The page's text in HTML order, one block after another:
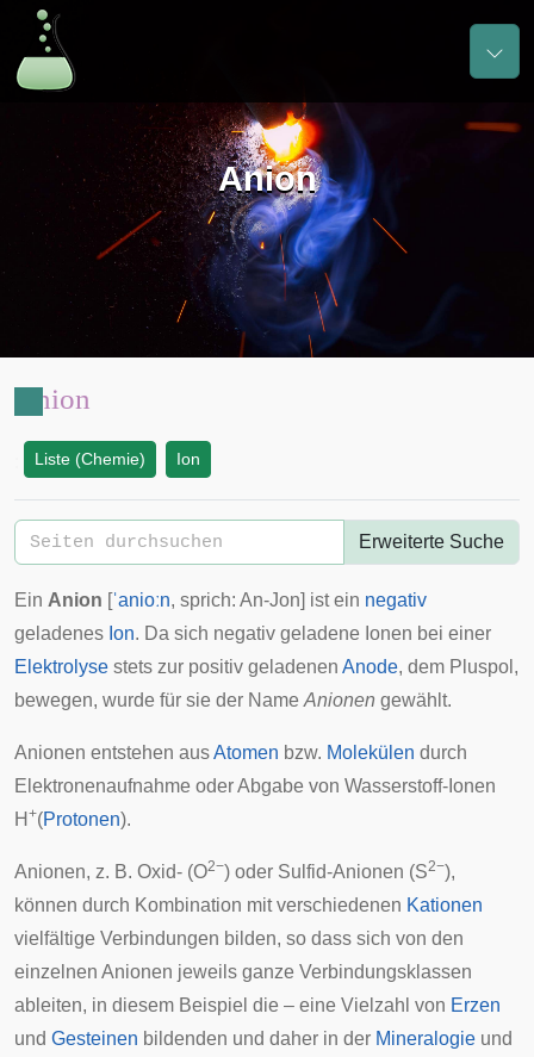
Anion
Anion
Liste (Chemie) Ion
Erweiterte Suche
Ein Anion [ˈanioːn, sprich: An-Jon] ist ein negativ
geladenes Ion. Da sich negativ geladene Ionen bei einer
Elektrolyse stets zur positiv geladenen Anode, dem Pluspol,
bewegen, wurde für sie der Name Anionen gewählt.
Anionen entstehen ausAtomen bzw. Molekülen durch
Elektronenaufnahme oder Abgabe von Wasserstoff-Ionen
H +(Protonen).
Anionen, z. B. Oxid- (O2−) oder Sulfid-Anionen (S2−),
können durch Kombination mit verschiedenen Kationen
vielfältige Verbindungen bilden, so dass sich von den
einzelnen Anionen jeweils ganze Verbindungsklassen
ableiten, in diesem Beispiel die – eine Vielzahl von Erzen
und Gesteinen bildenden und daher in der Mineralogie und